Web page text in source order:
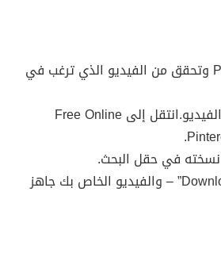
انتقل إلى Pinterest.com وتحقق من الفيديو الذي ترغب في
انسخ عنوان URL لهذا الفيديو.انتقل إلى Free Online
اضغط على “Download Button” – والفيديو الخاص بك جاهز